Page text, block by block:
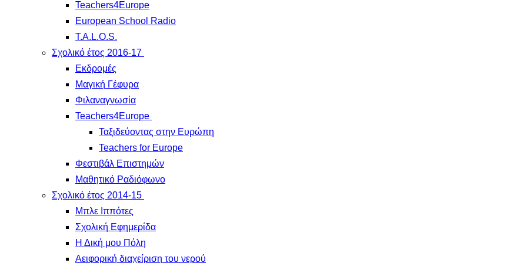
Teachers4Europe
European School Radio
T.A.L.O.S.
Σχολικό έτος 2016-17
Εκδρομές
Μαγική Γέφυρα
Φιλαναγνωσία
Teachers4Europe
Ταξιδεύοντας στην Ευρώπη
Teachers for Europe
Φεστιβάλ Επιστημών
Μαθητικό Ραδιόφωνο
Σχολικό έτος 2014-15
Μπλε Ιππότες
Σχολική Εφημερίδα
Η Δική μου Πόλη
Αειφορική διαχείριση του νερού